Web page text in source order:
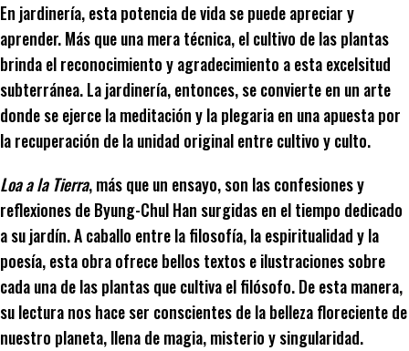
En jardinería, esta potencia de vida se puede apreciar y
aprender. Más que una mera técnica, el cultivo de las plantas
brinda el reconocimiento y agradecimiento a esta excelsitud
subterránea. La jardinería, entonces, se convierte en un arte
donde se ejerce la meditación y la plegaria en una apuesta por
la recuperación de la unidad original entre cultivo y culto.
Loa a la Tierra, más que un ensayo, son las confesiones y
reflexiones de Byung-Chul Han surgidas en el tiempo dedicado
a su jardín. A caballo entre la filosofía, la espiritualidad y la
poesía, esta obra ofrece bellos textos e ilustraciones sobre
cada una de las plantas que cultiva el filósofo. De esta manera,
su lectura nos hace ser conscientes de la belleza floreciente de
nuestro planeta, llena de magia, misterio y singularidad.